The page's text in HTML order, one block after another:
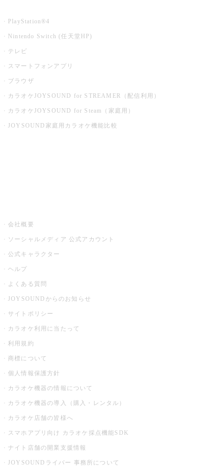
PlayStation®4
Nintendo Switch (任天堂HP)
テレビ
スマートフォンアプリ
ブラウザ
カラオケJOYSOUND for STREAMER（配信利用）
カラオケJOYSOUND for Steam（家庭用）
JOYSOUND家庭用カラオケ機能比較
会社概要
ソーシャルメディア 公式アカウント
公式キャラクター
ヘルプ
よくある質問
JOYSOUNDからのお知らせ
サイトポリシー
カラオケ利用に当たって
利用規約
商標について
個人情報保護方針
カラオケ機器の情報について
カラオケ機器の導入（購入・レンタル）
カラオケ店舗の皆様へ
スマホアプリ向け カラオケ採点機能SDK
ナイト店舗の開業支援情報
JOYSOUNDライバー 事務所について